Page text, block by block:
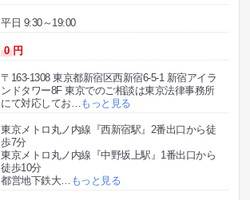
平日 9:30～19:00
0 円
〒163-1308 東京都新宿区西新宿6-5-1 新宿アイラ
ンドタワー8F 東京でのご相談は東京法律事務所
にて対応してお…もっと見る
東京メトロ丸ノ内線『西新宿駅』2番出口から徒
歩7分
東京メトロ丸ノ内線『中野坂上駅』1番出口から
徒歩10分
都営地下鉄大… もっと見る